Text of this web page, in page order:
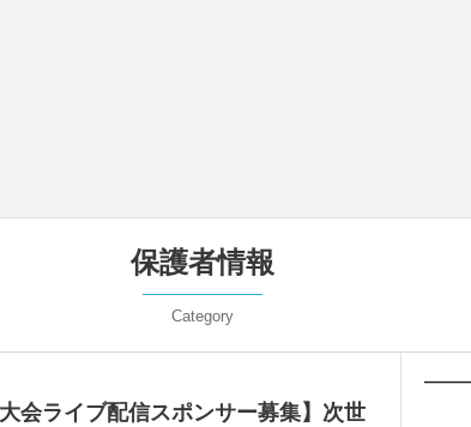
保護者情報
Category
大会ライブ配信スポンサー募集】次世